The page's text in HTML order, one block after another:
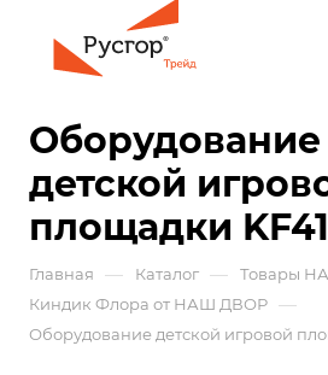
Оборудование
детской
площадки
Главная — Каталог — Товары
Киндик Флора от НАШ ДВОР —
Оборудование детской игровой